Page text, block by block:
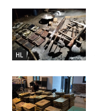
HL